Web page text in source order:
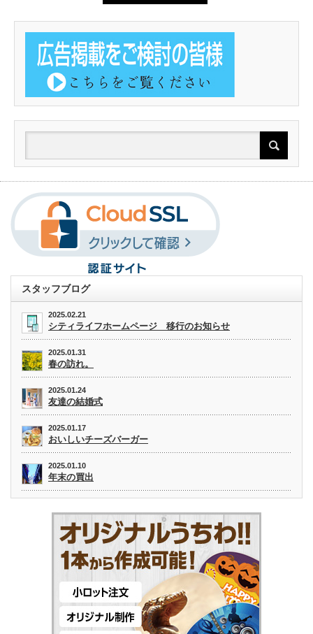
スタッフブログ
2025.02.21
シティライフホームページ 移行のお知らせ
2025.01.31
春の訪れ。
2025.01.24
友達の結婚式
2025.01.17
おいしいチーズバーガー
2025.01.10
年末の買出